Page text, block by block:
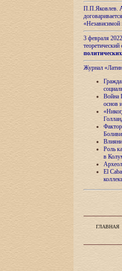
П.П.Яковлев.
«Независимой
3 февраля
теоретический
Журнал
Война
основ
Роль
в
El
ГЛАВНАЯ